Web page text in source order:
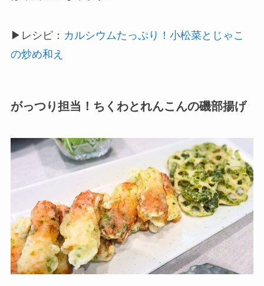
▶レシピ： カルシウムたっぷり！小松菜とじゃこ
の炒め和え
がっつり担当！ちくわとれんこんの磯部揚げ